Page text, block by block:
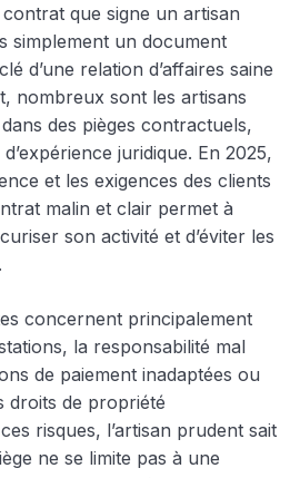
contrat que signe un artisan
simplement un document
d’une relation d’affaires saine
nombreux sont les artisans
des pièges contractuels,
juridique. En 2025,
et les exigences des clients
malin et clair permet à
son activité et d’éviter les
concernent principalement
la responsabilité mal
de paiement inadaptées ou
droits de propriété
risques, l’artisan prudent sait
ne se limite pas à une